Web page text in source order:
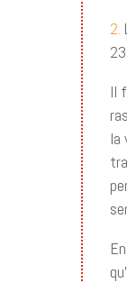
2.
Il
la